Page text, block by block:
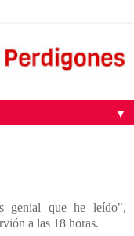
▼
genial que he leído",
a las 18 horas.